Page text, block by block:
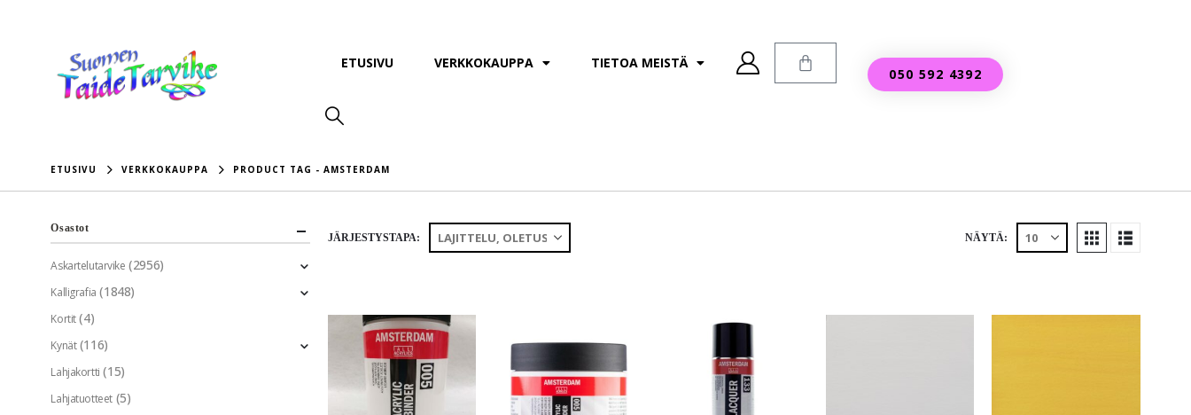
ETUSIVU VERKKOKAUPPA TIETOA MEISTÄ
050 592 4392
ETUSIVU VERKKOKAUPPA PRODUCT TAG -AMSTERDAM
JÄRJESTYSTAPA: NÄYTÄ:
Osastot
Askartelutarvike (2956)
Kalligrafia (1848)
Kortit (4)
Kynät (116)
Lahjakortti (15)
Lahjatuotteet (5)